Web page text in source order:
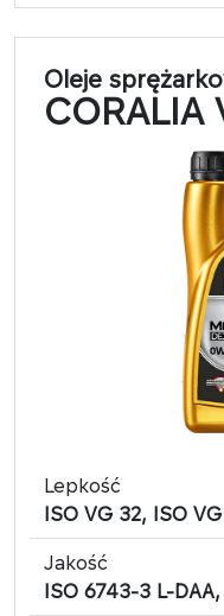
Oleje
CORALIA
Lepkość
ISO VG 32, ISO
Jakość
ISO 6743-3 L-